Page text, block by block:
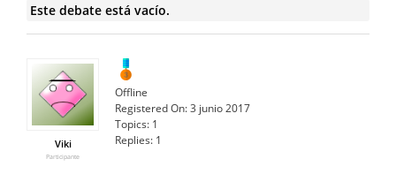
Este debate está vacío.
Viki
Participante
Offline
Registered On:3 junio 2017
Topics: 1
Replies: 1